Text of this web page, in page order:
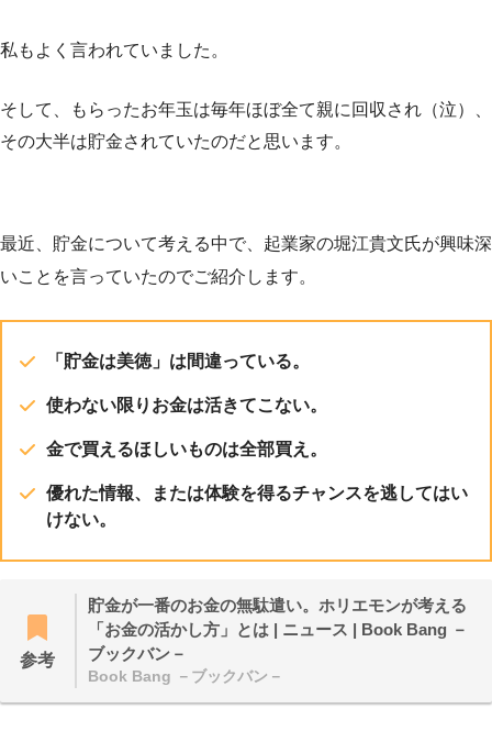
私もよく言われていました。
そして、もらったお年玉は毎年ほぼ全て親に回収され（泣）、
その大半は貯金されていたのだと思います。
最近、貯金について考える中で、起業家の堀江貴文氏が興味深
いことを言っていたのでご紹介します。
「貯金は美徳」は間違っている。
使わない限りお金は活きてこない。
金で買えるほしいものは全部買え。
優れた情報、または体験を得るチャンスを逃してはい
けない。
参考
貯金が一番のお金の無駄遣い。ホリエモンが考える
「お金の活かし方」とは | ニュース | Book Bang －
ブックバン－
Book Bang －ブックバン－